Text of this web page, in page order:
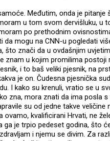
Međutim, onda je
u tom svom dervišluku, u
po prethodnim
da mogu na CNN-u pogledati
što znači da u ovdašnjim
znam u kojim promilima
i to baš veliki pjesnik, na
je on. Čudesna pjesnička
I kako su krenuli, vratio se u
zna, mora znati da ima posla
su od jedne takve
ovamo, kvalificirani Hrvati, ne
ga je trpio pedeset godina, što
i njemu se divim. Za